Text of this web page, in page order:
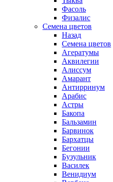
Фасоль
Физалис
Семена цветов
Назад
Семена цветов
Агератумы
Аквилегии
Алиссум
Амарант
Антирринум
Арабис
Астры
Бакопа
Бальзамин
Барвинок
Бархатцы
Бегонии
Бузульник
Василек
Венидиум